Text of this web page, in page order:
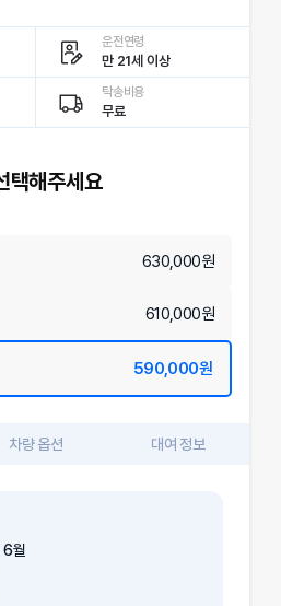
운전연령
만 21세 이상
탁송비용
무료
택해주세요
630,000원
610,000원
590,000원
차량 옵션 대여 정보
6월